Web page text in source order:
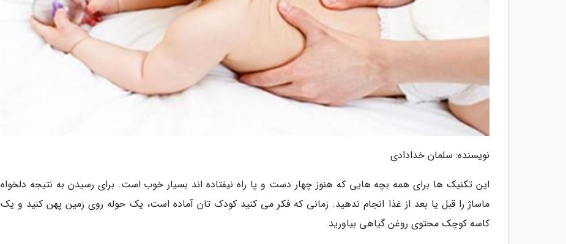
نویسنده: سلمان خدادادی
این تکنیک ها برای همه بچه هایی که هنوز چهار دست و پا راه نیفتاده اند بسیار خوب است. برای رسیدن به نتیجه دلخواه
ماساژ را قبل یا بعد از غذا انجام ندهید. زمانی که فکر می کنید کودک تان آماده است، یک حوله روی زمین پهن کنید و یک
کاسه کوچک محتوی روغن گیاهی بیاورید.